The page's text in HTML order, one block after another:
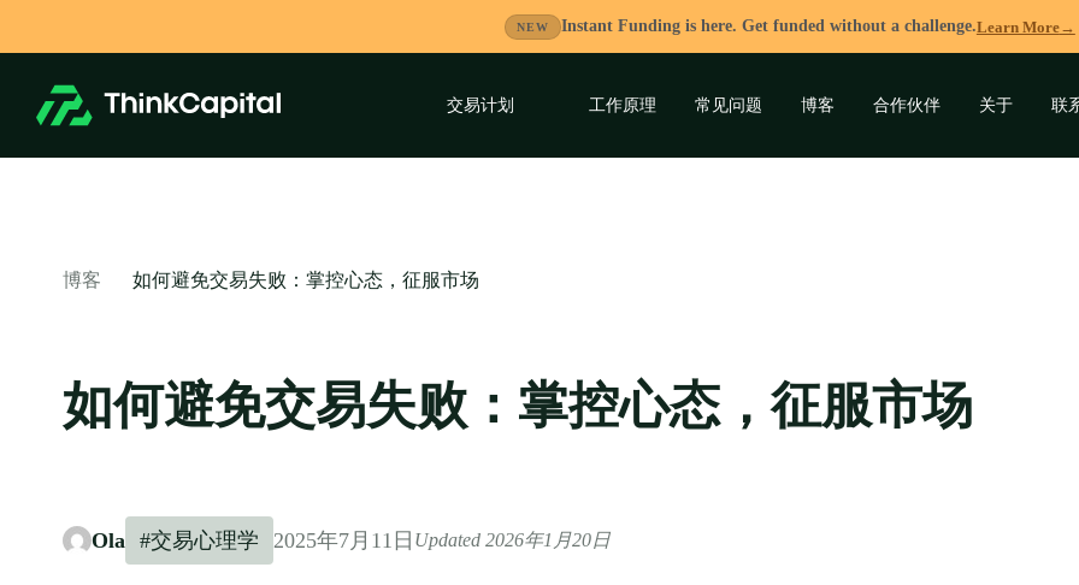
NEW Instant Funding is here. Get funded without a challenge.Learn More→
交易计划 工作原理 常见问题 博客 合作伙伴 关于 联
博客 如何避免交易失败：掌控心态，征服市场
如何避免交易失败：掌控心态，征服市场
Ola #交易心理学 2025年7月11日 Updated 2026年1月20日